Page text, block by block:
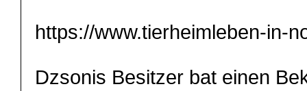
https://www.tierheimleben-in-
Dzsonis Besitzer bat einen